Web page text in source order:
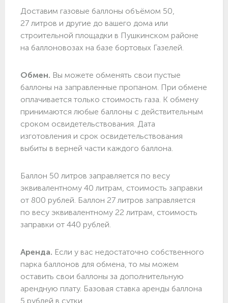
Доставим газовые баллоны объёмом 50,
27 литров и другие до вашего дома или
строительной площадки в Пушкинском районе
на баллоновозах на базе бортовых Газелей.
Обмен. Вы можете обменять свои пустые
баллоны на заправленные пропаном. При обмене
оплачивается только стоимость газа. К обмену
принимаются любые баллоны с действительным
сроком освидетельствования. Дата
изготовления и срок освидетельствования
выбиты в верней части каждого баллона.
Баллон 50 литров заправляется по весу
эквивалентному 40 литрам, стоимость заправки
от 800 рублей. Баллон 27 литров заправляется
по весу эквивалентному 22 литрам, стоимость
заправки от 440 рублей.
Аренда. Если у вас недостаточно собственного
парка баллонов для обмена, то мы можем
оставить свои баллоны за дополнительную
арендную плату. Базовая ставка аренды баллона
5 рублей в сутки.